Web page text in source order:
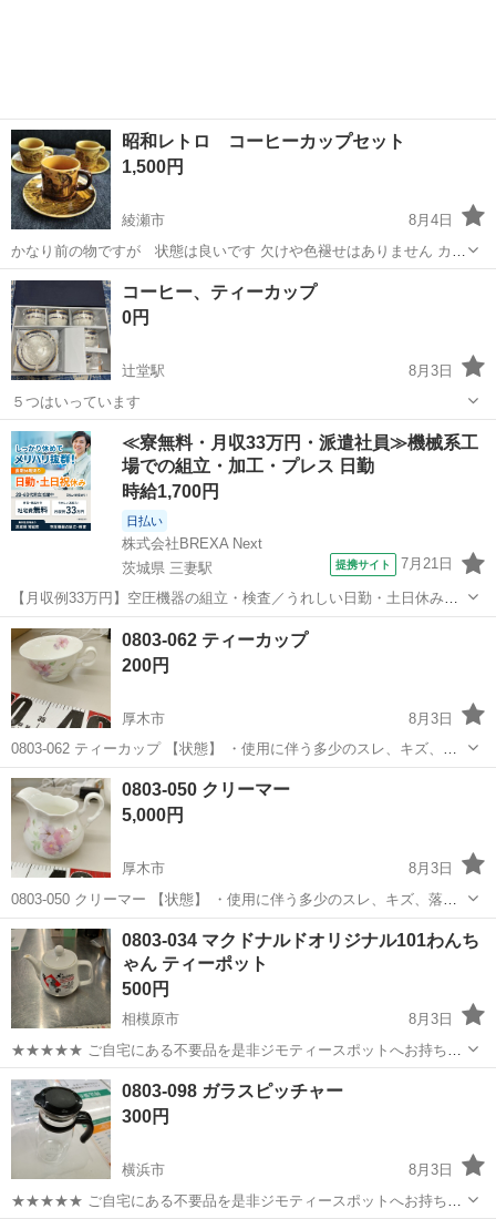
昭和レトロ コーヒーカップセット
1,500円
綾瀬市
8月4日
かなり前の物ですが 状態は良いです 欠けや色褪せはありません カッ
プの直径 7cm位 ソーサーの直径 １４．５cmと１８cm
神奈川 綾瀬市
コーヒー、ティーカップ
0円
辻堂駅
8月3日
５つはいっています
神奈川 藤沢市 辻堂駅 食器
≪寮無料・月収33万円・派遣社員≫機械系工
場での組立・加工・プレス 日勤
時給1,700円
日払い
株式会社BREXA Next
茨城県 三妻駅
提携サイト 7月21日
【月収例33万円】空圧機器の組立・検査／うれしい日勤・土日休み／
無料の社宅付き◎ 人気の工場のお仕事 ◇空気圧制御機器製品の組立・
検査作業◇ ・調整機器の組立作業 ★工場未経験者でも安心して働ける
環境になります。 ★細...
茨城 常総市
0803-062 ティーカップ
200円
厚木市
8月3日
0803-062 ティーカップ 【状態】 ・使用に伴う多少のスレ、キズ、落
としきれない汚れなどございます ・詳細は現地でご確認ください ・お
値引きは出来かねますのでご了承願います ※中古品のため、状態につ
い...
神奈川 厚木市 現地
0803-050 クリーマー
5,000円
厚木市
8月3日
0803-050 クリーマー 【状態】 ・使用に伴う多少のスレ、キズ、落と
しきれない汚れなどございます ・詳細は現地でご確認ください ・お値
引きは出来かねますのでご了承願います ※中古品のため、状態につい
て...
神奈川 厚木市 現地
0803-034 マクドナルドオリジナル101わんち
ゃん ティーポット
500円
相模原市
8月3日
★★★★★ ご自宅にある不要品を是非ジモティースポットへお持ち込
みしませんか？ 家電、趣味・スポーツ・レジャー用品、こども用品、
衣料服飾品、生活雑貨、家具、本、CD・DVDなどが無料でまとめて持
ち込めます！ ※詳細はこ...
神奈川 相模原市 ティーポット
0803-098 ガラスピッチャー
300円
横浜市
8月3日
★★★★★ ご自宅にある不要品を是非ジモティースポットへお持ち込